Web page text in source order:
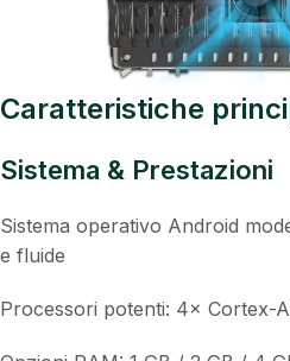
Permette a molte applicazioni di
modo
Caratteristiche